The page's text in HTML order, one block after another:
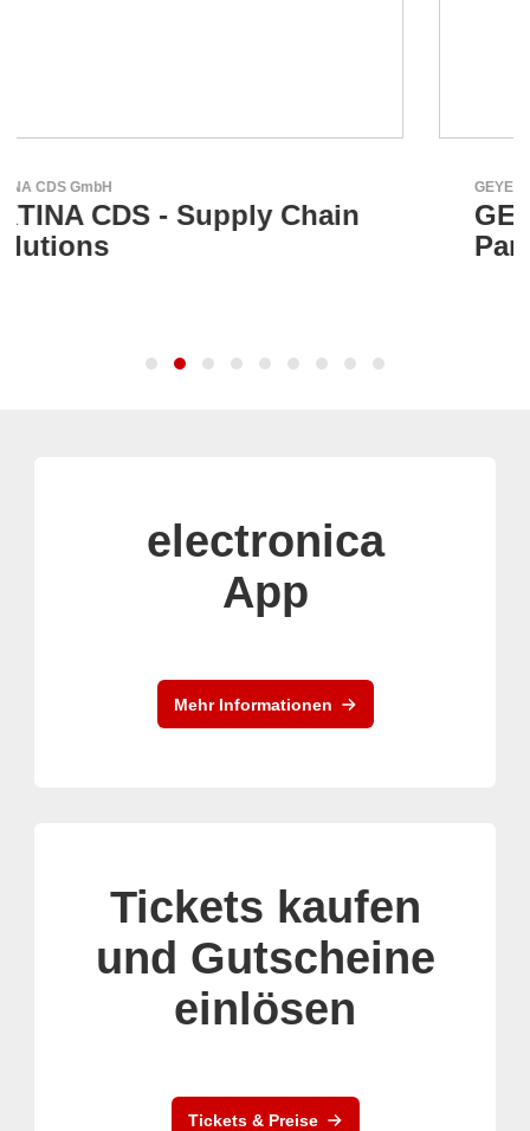
GEYER - Ihr zuverlässiger
electronica
App
Mehr Informationen
Tickets kaufen
und Gutscheine
einlösen
Tickets & Preise